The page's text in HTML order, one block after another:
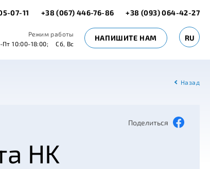
07-11 +38 (067) 446-76-86 +38 (093) 064-42-27
Режим работы
Пт 10:00-18:00;
Сб, Вс
НАПИШИТЕ НАМ RU
Назад
Поделиться
HK